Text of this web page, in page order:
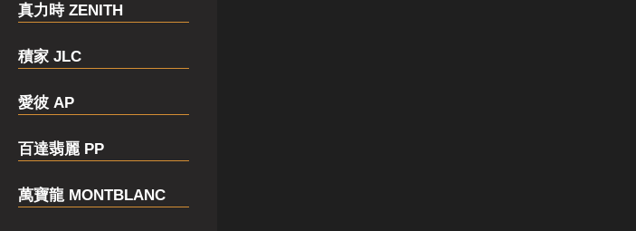
真力時 ZENITH
積家 JLC
愛彼 AP
百達翡麗 PP
萬寶龍 MONTBLANC